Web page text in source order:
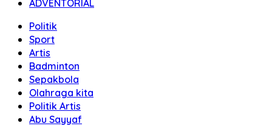
ADVENTORIAL
Politik
Sport
Artis
Badminton
Sepakbola
Olahraga kita
Politik Artis
Abu Sayyaf